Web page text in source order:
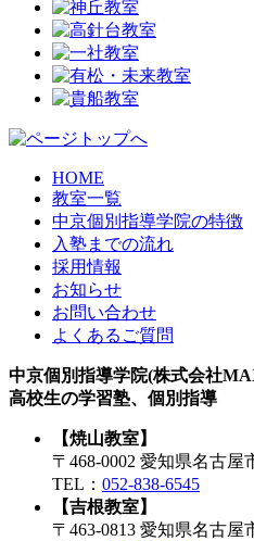
HOME
教室一覧
中京個別指導学院の特徴
入塾までの流れ
採用情報
お知らせ
お問い合わせ
よくあるご質問
中京個別指導学院(株式会社
高校生の学習塾、個別指導
【焼山教室】
〒468-0002 愛知県名古屋
TEL： 052-838-6545
【吉根教室】
〒463-0813 愛知県名古屋